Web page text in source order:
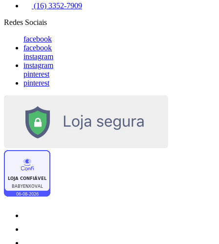
(16) 3352-7909
Redes Sociais
facebook
facebook
instagram
instagram
pinterest
pinterest